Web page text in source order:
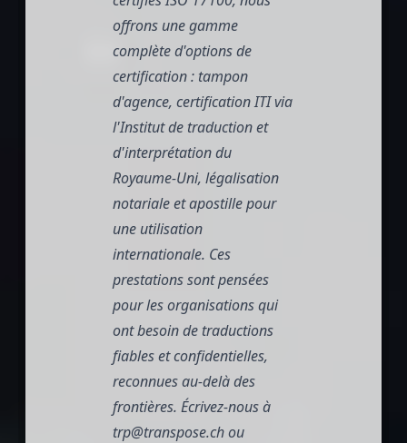
offrons une gamme
complète d'options de
certification : tampon
d'agence, certification ITI via
l'Institut de traduction et
d'interprétation du
Royaume-Uni, légalisation
notariale et apostille pour
une utilisation
internationale. Ces
prestations sont pensées
pour les organisations qui
ont besoin de traductions
fiables et confidentielles,
reconnues au-delà des
frontières. Écrivez-nous à
trp@transpose.chou